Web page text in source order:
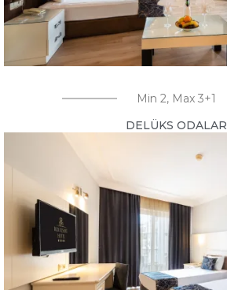
Min 2, Max 3+1
DELÜKS ODALAR